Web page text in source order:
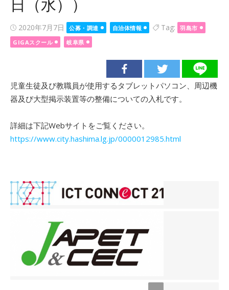
日（水））
Posted
on
2020年7月7日 公募・調達 自治体情報 Tag:
羽島市
GIGAスクール
岐阜県
児童生徒及び教職員が使用するタブレットパソコン、周辺機
器及び大型掲示装置等の整備についての入札です。
詳細は下記Webサイトをご覧ください。
https://www.city.hashima.lg.jp/0000012985.html